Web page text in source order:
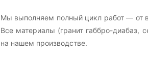
Мы выполняем полный цикл работ — от
Все материалы (гранит габбро-диабаз,
на нашем производстве.